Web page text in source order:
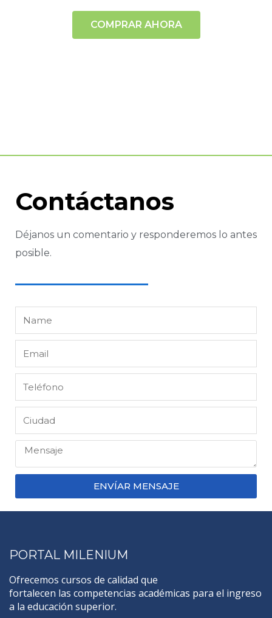
COMPRAR AHORA
Contáctanos
Déjanos un comentario y responderemos lo antes
posible.
ENVÍAR MENSAJE
PORTAL MILENIUM
Ofrecemos cursos de calidad que
fortalecen las competencias académicas para el ingreso
a la educación superior.